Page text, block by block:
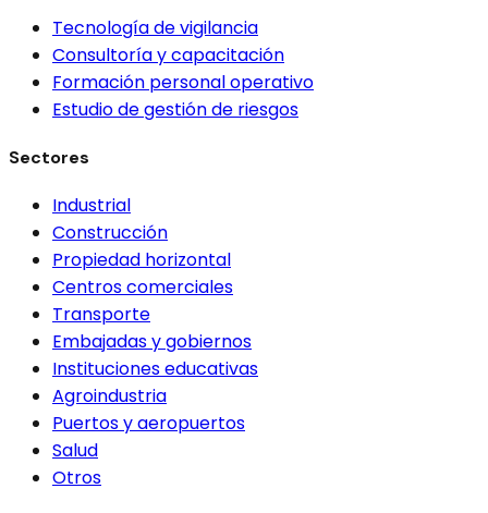
Tecnología de vigilancia
Consultoría y capacitación
Formación personal operativo
Estudio de gestión de riesgos
Sectores
Industrial
Construcción
Propiedad horizontal
Centros comerciales
Transporte
Embajadas y gobiernos
Instituciones educativas
Agroindustria
Puertos y aeropuertos
Salud
Otros